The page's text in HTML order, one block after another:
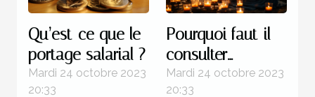
Qu’est-ce que le
portage salarial ?
Mardi 24 octobre 2023
20:33
Pourquoi faut-il
consulter
l’horoscope ?
Mardi 24 octobre 2023
20:33